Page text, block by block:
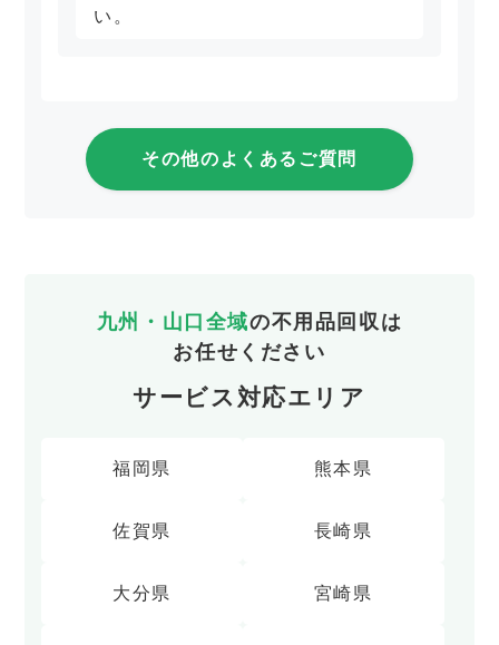
い。
その他のよくあるご質問
九州・山口全域の不用品回収は
お任せください
サービス対応エリア
福岡県 熊本県
佐賀県 長崎県
大分県 宮崎県